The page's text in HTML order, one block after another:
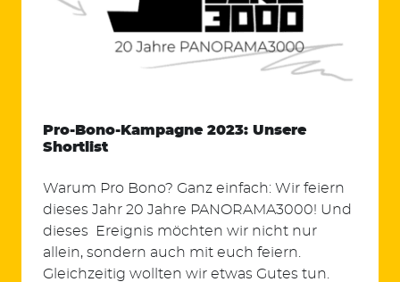
Pro-Bono-Kampagne 2023: Unsere
Shortlist
Warum Pro Bono? Ganz einfach: Wir feiern
dieses Jahr 20 Jahre PANORAMA3000! Und
dieses Ereignis möchten wir nicht nur
allein, sondern auch mit euch feiern.
Gleichzeitig wollten wir etwas Gutes tun.